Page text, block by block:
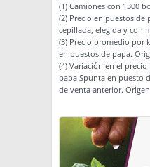
(1) Camiones con 1300
(2) Precio en puestos de
cepillada, elegida y con
(3) Precio promedio por
en puestos de papa.
(4) Variación en el
papa Spunta en puesto
de venta anterior.